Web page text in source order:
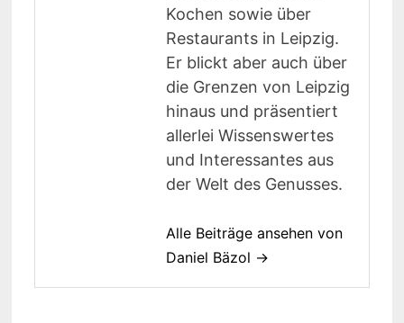
Kochen sowie über
Restaurants in Leipzig.
Er blickt aber auch über
die Grenzen von Leipzig
hinaus und präsentiert
allerlei Wissenswertes
und Interessantes aus
der Welt des Genusses.
Alle Beiträge ansehen von
Daniel Bäzol →